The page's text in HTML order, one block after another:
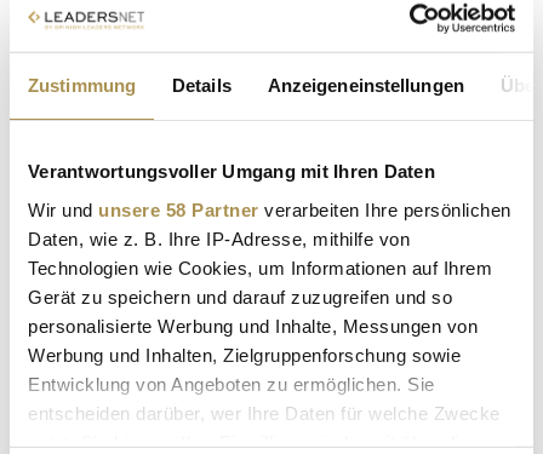
Zustimmung Details Anzeigeneinstellungen
Verantwortungsvoller Umgang mit Ihren Daten
Wir und unsere 58 Partner verarbeiten Ihre persönlichen
Daten, wie z. B. Ihre IP-Adresse, mithilfe von
Technologien wie Cookies, um Informationen auf Ihrem
Gerät zu speichern und darauf zuzugreifen und so
personalisierte Werbung und Inhalte, Messungen von
Werbung und Inhalten, Zielgruppenforschung sowie
Entwicklung von Angeboten zu ermöglichen. Sie
entscheiden darüber, wer Ihre Daten für welche Zwecke